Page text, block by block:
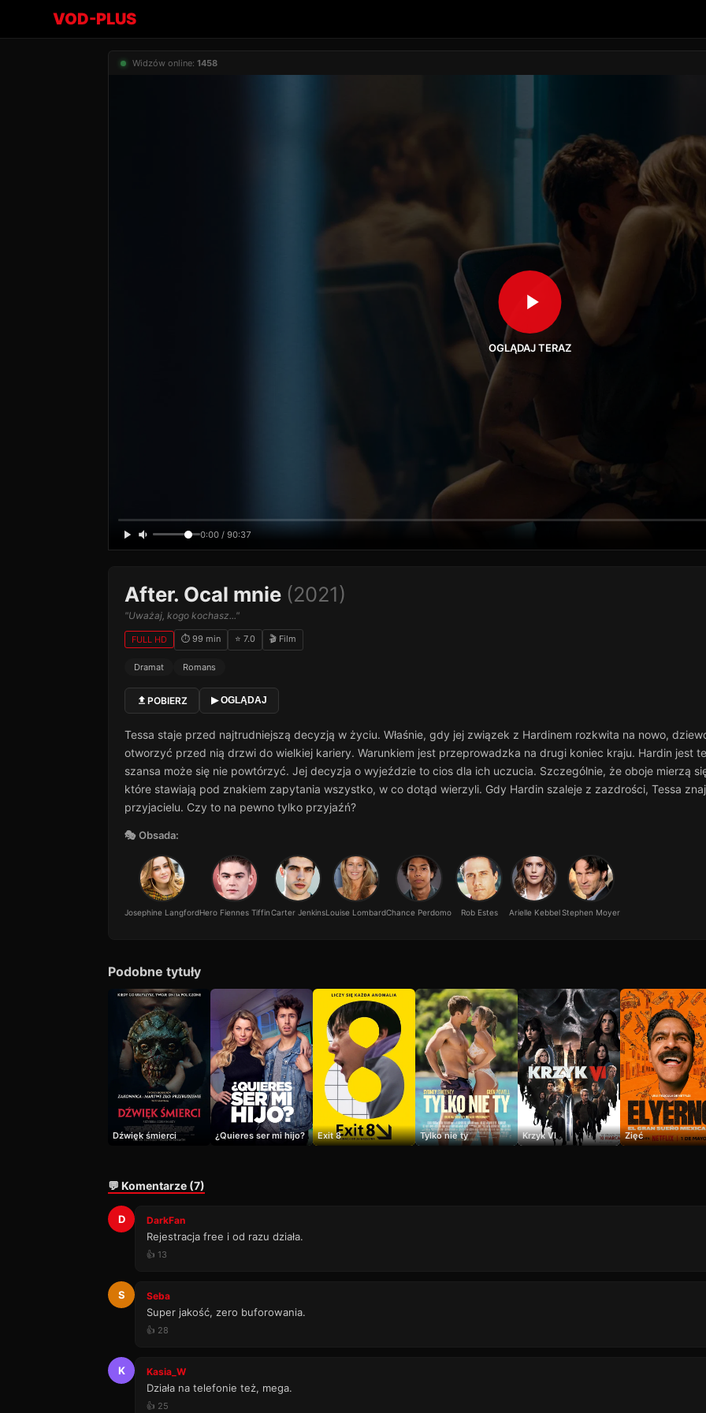
VOD-PLUS
Widzów online: 1458
OGLĄDAJ TERAZ
0:00 / 90:37
After. Ocal mnie (2021)
"Uważaj, kogo kochasz..."
FULL HD ⏱ 99 min ⭐ 7.0 🎬 Film
Dramat Romans
POBIERZ ▶ OGLĄDAJ
Tessa staje przed najtrudniejszą decyzją w życiu. Właśnie, gdy jej związek z Hardinem rozkwita na nowo,
otworzyć przed nią drzwi do wielkiej kariery. Warunkiem jest przeprowadzka na drugi koniec kraju. Hardin jest
szansa może się nie powtórzyć. Jej decyzja o wyjeździe to cios dla ich uczucia. Szczególnie, że oboje mierzą
które stawiają pod znakiem zapytania wszystko, w co dotąd wierzyli. Gdy Hardin szaleje z zazdrości, Tessa
przyjacielu. Czy to na pewno tylko przyjaźń?
🎭 Obsada:
Josephine LangfordHero Fiennes TiffinCarter JenkinsLouise LombardChance Perdomo Rob Estes Arielle Kebbel Stephen Moyer
Podobne tytuły
Dźwięk śmierci ¿Quieres ser mi hijo? Exit 8 Tylko nie ty Krzyk VI Zięć
💬 Komentarze (7)
D DarkFan
Rejestracja free i od razu działa.
👍 13
S Seba
Super jakość, zero buforowania.
👍 28
K Kasia_W
Działa na telefonie też, mega.
👍 25